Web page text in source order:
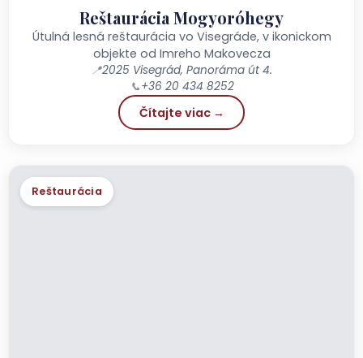
Reštaurácia Mogyoróhegy
Útulná lesná reštaurácia vo Visegráde, v ikonickom
objekte od Imreho Makovecza
📍2025 Visegrád, Panoráma út 4.
📞+36 20 434 8252
Čítajte viac →
Reštaurácia